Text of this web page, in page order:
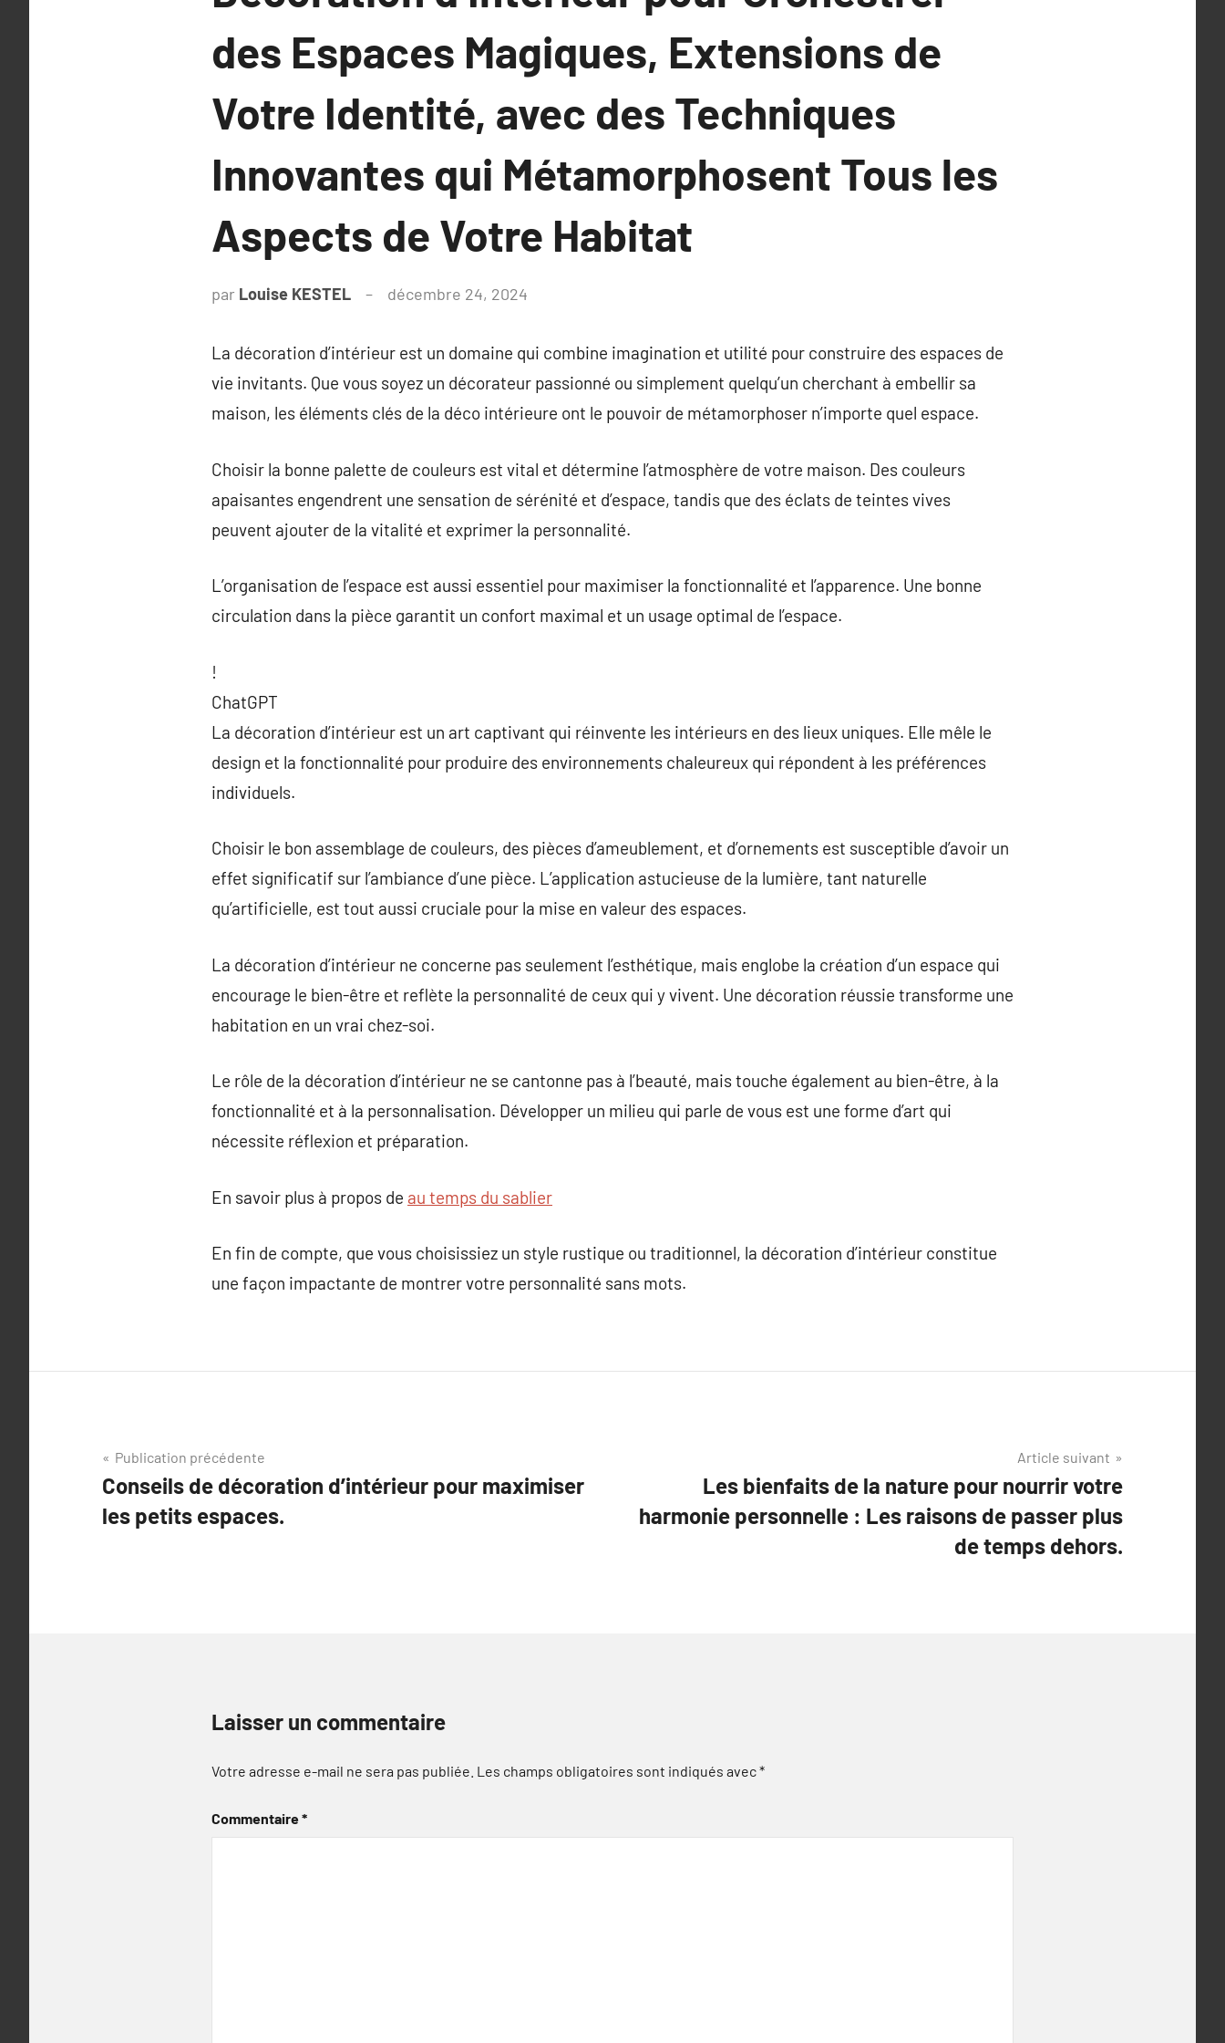
des Espaces Magiques, Extensions de
Votre Identité, avec des Techniques
Innovantes qui Métamorphosent Tous les
Aspects de Votre Habitat
par Louise KESTEL décembre 24, 2024
La décoration d’intérieur est un domaine qui combine imagination et utilité pour construire des espaces de
vie invitants. Que vous soyez un décorateur passionné ou simplement quelqu’un cherchant à embellir sa
maison, les éléments clés de la déco intérieure ont le pouvoir de métamorphoser n’importe quel espace.
Choisir la bonne palette de couleurs est vital et détermine l’atmosphère de votre maison. Des couleurs
apaisantes engendrent une sensation de sérénité et d’espace, tandis que des éclats de teintes vives
peuvent ajouter de la vitalité et exprimer la personnalité.
L’organisation de l’espace est aussi essentiel pour maximiser la fonctionnalité et l’apparence. Une bonne
circulation dans la pièce garantit un confort maximal et un usage optimal de l’espace.
!
ChatGPT
La décoration d’intérieur est un art captivant qui réinvente les intérieurs en des lieux uniques. Elle mêle le
design et la fonctionnalité pour produire des environnements chaleureux qui répondent à les préférences
individuels.
Choisir le bon assemblage de couleurs, des pièces d’ameublement, et d’ornements est susceptible d’avoir un
effet significatif sur l’ambiance d’une pièce. L’application astucieuse de la lumière, tant naturelle
qu’artificielle, est tout aussi cruciale pour la mise en valeur des espaces.
La décoration d’intérieur ne concerne pas seulement l’esthétique, mais englobe la création d’un espace qui
encourage le bien-être et reflète la personnalité de ceux qui y vivent. Une décoration réussie transforme une
habitation en un vrai chez-soi.
Le rôle de la décoration d’intérieur ne se cantonne pas à l’beauté, mais touche également au bien-être, à la
fonctionnalité et à la personnalisation. Développer un milieu qui parle de vous est une forme d’art qui
nécessite réflexion et préparation.
En savoir plus à propos de au temps du sablier
En fin de compte, que vous choisissiez un style rustique ou traditionnel, la décoration d’intérieur constitue
une façon impactante de montrer votre personnalité sans mots.
Navigation
de
l’article
Publication précédente
Conseils de décoration d’intérieur pour maximiser
les petits espaces.
Article suivant
Les bienfaits de la nature pour nourrir votre
harmonie personnelle : Les raisons de passer plus
de temps dehors.
Laisser un commentaire
Votre adresse e-mail ne sera pas publiée. Les champs obligatoires sont indiqués avec*
Commentaire*